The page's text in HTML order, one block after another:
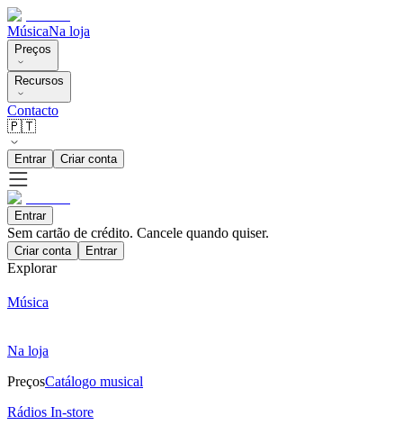
MúsicaNa loja
Preços
Recursos
Contacto
🇵🇹
Entrar Criar conta
Entrar
Sem cartão de crédito. Cancele quando quiser.
Criar conta Entrar
Explorar
Música
Na loja
PreçosCatálogo musical
Rádios In-store